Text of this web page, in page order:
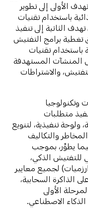
الأولى إلى تطوير
باستخدام تقنيات
الثانية إلى تنفيذ
برامج التفتيش
باستخدام تقنيات
المنشآت المستهدفة
والاشتراطات
وتكنولوجيا
متطلبات
ولوحة تنفيذية، لتنويع
والتكاليف
يطوِّر، بموجب
للتفتيش الذكي،
لجميع معايير
الذاكرة السحابية،
الأولى
الاصطناعي.